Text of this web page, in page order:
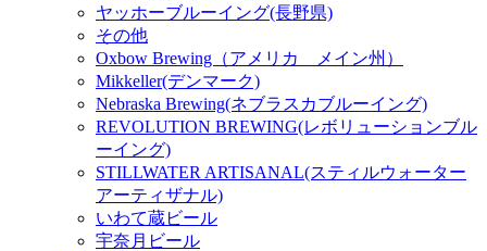
ヤッホーブルーイング(長野県)
その他
Oxbow Brewing（アメリカ メイン州）
Mikkeller(デンマーク)
Nebraska Brewing(ネブラスカブルーイング)
REVOLUTION BREWING(レボリューションブル
ーイング)
STILLWATER ARTISANAL(スティルウォーター
アーティザナル)
いわて蔵ビール
宇奈月ビール